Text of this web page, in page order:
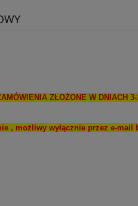
ZŁOŻONE W DNIACH
, możliwy wyłącznie przez e-mail